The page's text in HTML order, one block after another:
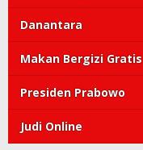
Danantara
Makan Bergizi Gratis
Presiden Prabowo
Judi Online